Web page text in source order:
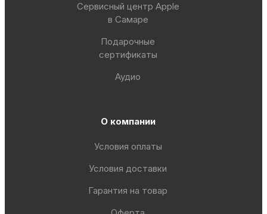
Сервисный центр Apple
в Самаре
Подарочные
сертификаты
Аудио
О компании
Условия оплаты
Условия доставки
Гарантия на товар